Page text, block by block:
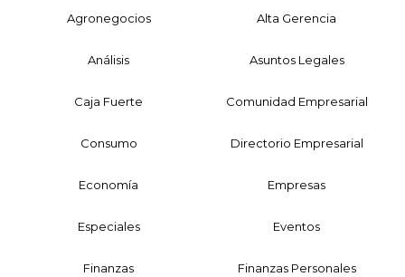
Agronegocios Alta Gerencia
Análisis Asuntos Legales
Caja Fuerte Comunidad Empresarial
Consumo Directorio Empresarial
Economía Empresas
Especiales Eventos
Finanzas Finanzas Personales